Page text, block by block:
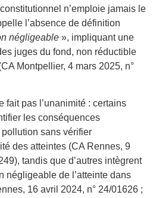
n’emploie jamais le
l’absence de définition
négligeable », impliquant une
juges du fond, non réductible
Montpellier, 4 mars 2025, n°
fait pas l’unanimité : certains
les conséquences
sans vérifier
des atteintes (CA Rennes, 9
tandis que d’autres intègrent
négligeable de l’atteinte dans
16 avril 2024, n° 24/01626 ;